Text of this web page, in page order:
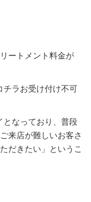
ートメント料金が
チラお受け付け不可
となっており、普段
来店が難しいお客さ
だきたい」というこ